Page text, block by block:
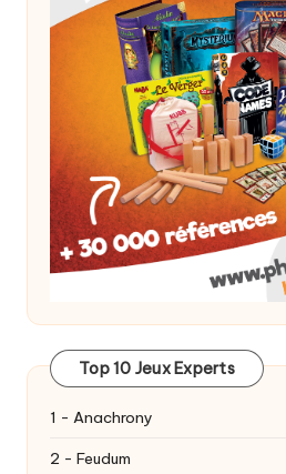
Top 10 Jeux Experts
1 - Anachrony
2 - Feudum